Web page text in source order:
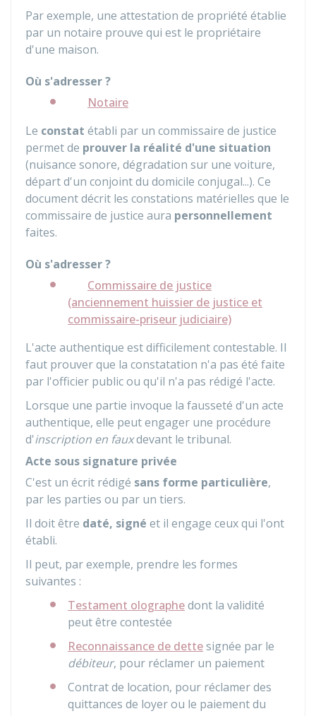
Par exemple, une attestation de propriété établie
par un notaire prouve qui est le propriétaire
d'une maison.
Où s'adresser ?
Notaire
Le constat établi par un commissaire de justice
permet de prouver la réalité d'une situation
(nuisance sonore, dégradation sur une voiture,
départ d'un conjoint du domicile conjugal...). Ce
document décrit les constations matérielles que le
commissaire de justice aura personnellement
faites.
Où s'adresser ?
Commissaire de justice
(anciennement huissier de justice et
commissaire-priseur judiciaire)
L'acte authentique est difficilement contestable. Il
faut prouver que la constatation n'a pas été faite
par l'officier public ou qu'il n'a pas rédigé l'acte.
Lorsque une partie invoque la fausseté d'un acte
authentique, elle peut engager une procédure
d'inscription en fauxdevant le tribunal.
Acte sous signature privée
C'est un écrit rédigé sans forme particulière,
par les parties ou par un tiers.
Il doit être daté, signé et il engage ceux qui l'ont
établi.
Il peut, par exemple, prendre les formes
suivantes :
Testament olographedont la validité
peut être contestée
Reconnaissance de dettesignée par le
débiteur, pour réclamer un paiement
Contrat de location, pour réclamer des
quittances de loyer ou le paiement du